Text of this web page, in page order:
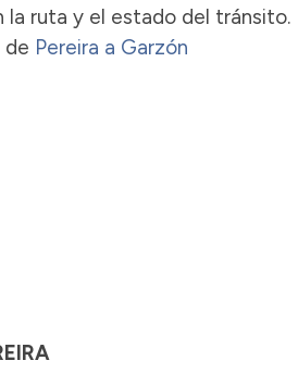
la ruta y el estado del tránsito.
de Pereira a Garzón